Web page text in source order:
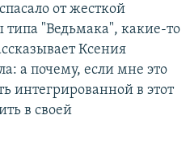
от жесткой
типа "Ведьмака", какие-то
Ксения
а почему, если мне это
интегрированной в этот
в своей